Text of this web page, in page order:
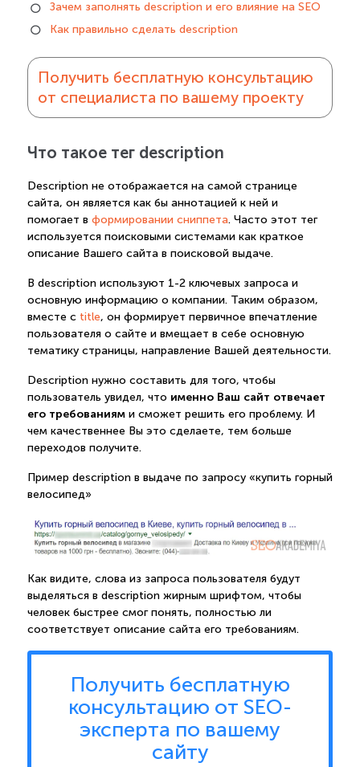
Зачем заполнять description и его влияние на SEO
Как правильно сделать description
Получить бесплатную консультацию
от специалиста по вашему проекту
Что такое тег description
Description не отображается на самой странице
сайта, он является как бы аннотацией к ней и
помогает в формировании сниппета. Часто этот тег
используется поисковыми системами как краткое
описание Вашего сайта в поисковой выдаче.
В description используют 1-2 ключевых запроса и
основную информацию о компании. Таким образом,
вместе с title, он формирует первичное впечатление
пользователя о сайте и вмещает в себе основную
тематику страницы, направление Вашей деятельности.
Description нужно составить для того, чтобы
пользователь увидел, что именно Ваш сайт отвечает
его требованиями сможет решить его проблему. И
чем качественнее Вы это сделаете, тем больше
переходов получите.
Пример description в выдаче по запросу «купить горный
велосипед»
Как видите, слова из запроса пользователя будут
выделяться в description жирным шрифтом, чтобы
человек быстрее смог понять, полностью ли
соответствует описание сайта его требованиям.
Получить бесплатную
консультацию от SEO-
эксперта по вашему
сайту